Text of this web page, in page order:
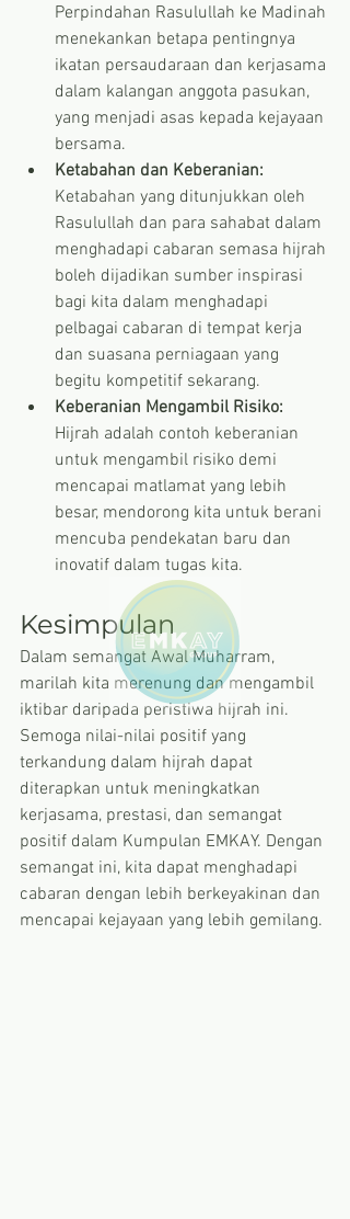
Perpindahan Rasulullah ke Madinah
menekankan betapa pentingnya
ikatan persaudaraan dan kerjasama
dalam kalangan anggota pasukan,
yang menjadi asas kepada kejayaan
bersama.
Ketabahan dan Keberanian:
Ketabahan yang ditunjukkan oleh
Rasulullah dan para sahabat dalam
menghadapi cabaran semasa hijrah
boleh dijadikan sumber inspirasi
bagi kita dalam menghadapi
pelbagai cabaran di tempat kerja
dan suasana perniagaan yang
begitu kompetitif sekarang.
Keberanian Mengambil Risiko:
Hijrah adalah contoh keberanian
untuk mengambil risiko demi
mencapai matlamat yang lebih
besar, mendorong kita untuk berani
mencuba pendekatan baru dan
inovatif dalam tugas kita.
Kesimpulan
Dalam semangat Awal Muharram,
marilah kita merenung dan mengambil
iktibar daripada peristiwa hijrah ini.
Semoga nilai-nilai positif yang
terkandung dalam hijrah dapat
diterapkan untuk meningkatkan
kerjasama, prestasi, dan semangat
positif dalam Kumpulan EMKAY. Dengan
semangat ini, kita dapat menghadapi
cabaran dengan lebih berkeyakinan dan
mencapai kejayaan yang lebih gemilang.